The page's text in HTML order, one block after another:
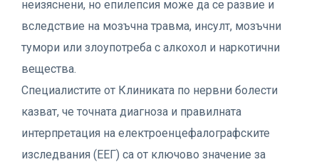
неизяснени, но епилепсия може да се развие и
вследствие на мозъчна травма, инсулт, мозъчни
тумори или злоупотреба с алкохол и наркотични
вещества.
Специалистите от Клиниката по нервни болести
казват, че точната диагноза и правилната
интерпретация на електроенцефалографските
изследвания (ЕЕГ) са от ключово значение за